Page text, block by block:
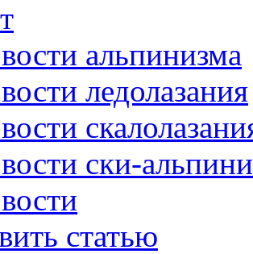
альпинизма
ледолазания
ски-
статью